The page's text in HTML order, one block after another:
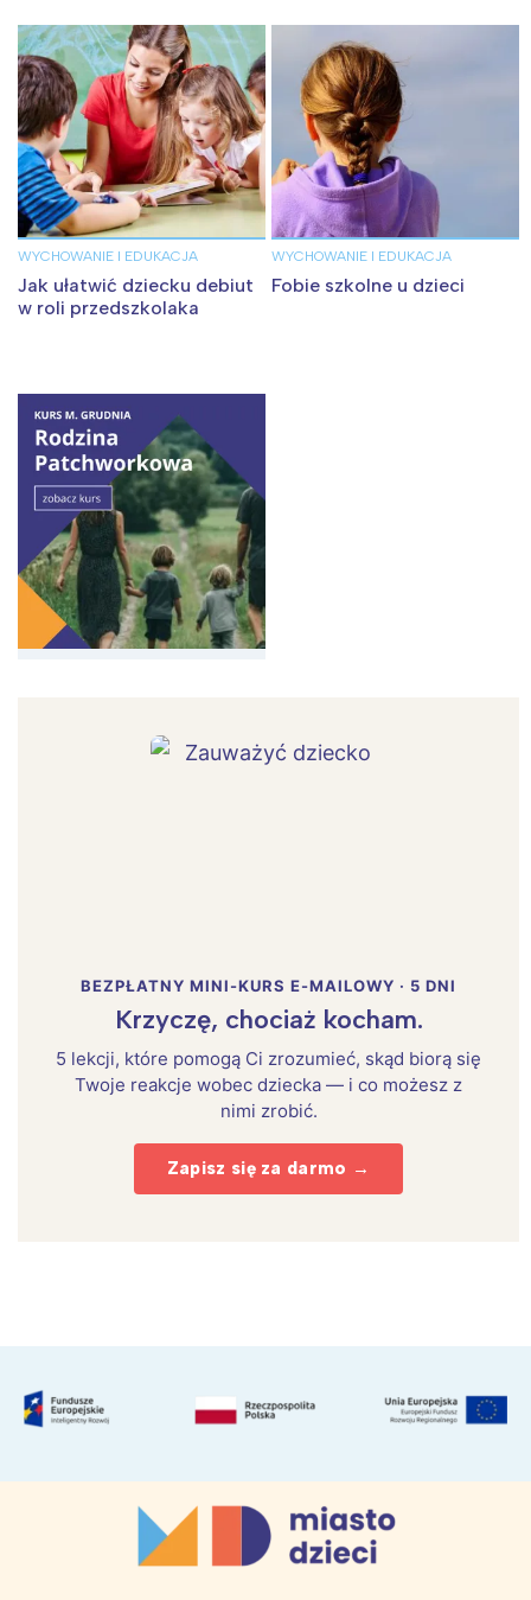
WYCHOWANIE I EDUKACJA
Jak ułatwić dziecku debiut
w roli przedszkolaka
WYCHOWANIE I EDUKACJA
Fobie szkolne u dzieci
BEZPŁATNY MINI-KURS E-MAILOWY · 5 DNI
Krzyczę, chociaż kocham.
5 lekcji, które pomogą Ci zrozumieć, skąd biorą się
Twoje reakcje wobec dziecka — i co możesz z
nimi zrobić.
Zapisz się za darmo →